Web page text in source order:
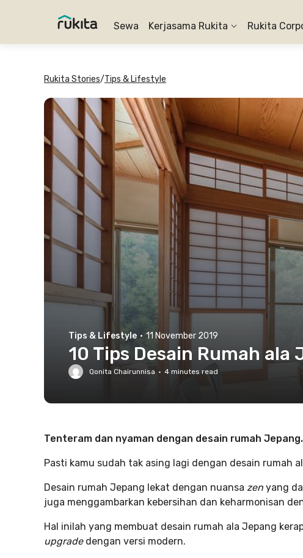
Sewa Kerjasama Rukita Rukita
Rukita Stories/Tips & Lifestyle
Tips & Lifestyle · 11 November 2019
10 Tips Desain Rumah ala
Qonita Chairunnisa · 4 minutes read
Tenteram dan nyaman dengan desain rumah Jepang.
Pasti kamu sudah tak asing lagi dengan desain rumah
Desain rumah Jepang lekat dengan nuansa zen yang
juga menggambarkan kebersihan dan keharmonisan
Hal inilah yang membuat desain rumah ala Jepang
upgradedengan versi modern.